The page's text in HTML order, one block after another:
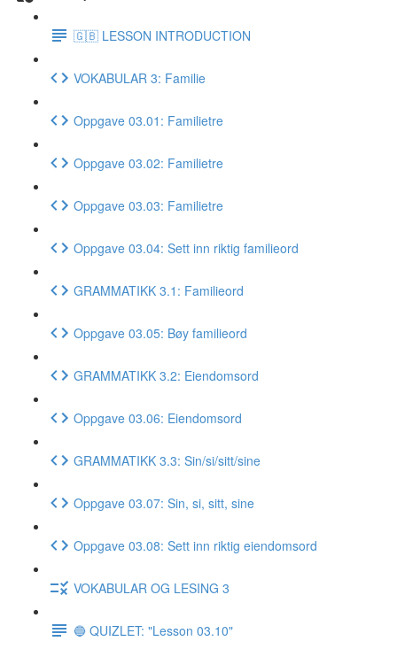
🇬🇧 LESSON INTRODUCTION
VOKABULAR 3: Familie
Oppgave 03.01: Familietre
Oppgave 03.02: Familietre
Oppgave 03.03: Familietre
Oppgave 03.04: Sett inn riktig familieord
GRAMMATIKK 3.1: Familieord
Oppgave 03.05: Bøy familieord
GRAMMATIKK 3.2: Eiendomsord
Oppgave 03.06: Eiendomsord
GRAMMATIKK 3.3: Sin/si/sitt/sine
Oppgave 03.07: Sin, si, sitt, sine
Oppgave 03.08: Sett inn riktig eiendomsord
VOKABULAR OG LESING 3
🔵 QUIZLET: "Lesson 03.10"